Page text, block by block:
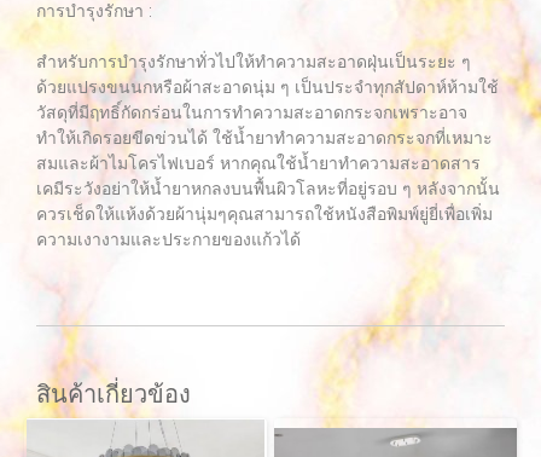
การบำรุงรักษา :
สำหรับการบำรุงรักษาทั่วไปให้ทำความสะอาดฝุ่นเป็นระยะ ๆ
ด้วยแปรงขนนกหรือผ้าสะอาดนุ่ม ๆ เป็นประจำทุกสัปดาห์ห้ามใช้
วัสดุที่มีฤทธิ์กัดกร่อนในการทำความสะอาดกระจกเพราะอาจ
ทำให้เกิดรอยขีดข่วนได้ ใช้น้ำยาทำความสะอาดกระจกที่เหมาะ
สมและผ้าไมโครไฟเบอร์ หากคุณใช้น้ำยาทำความสะอาดสาร
เคมีระวังอย่าให้น้ำยาหกลงบนพื้นผิวโลหะที่อยู่รอบ ๆ หลังจากนั้น
ควรเช็ดให้แห้งด้วยผ้านุ่มๆคุณสามารถใช้หนังสือพิมพ์ยู่ยี่เพื่อเพิ่ม
ความเงางามและประกายของแก้วได้
สินค้าเกี่ยวข้อง